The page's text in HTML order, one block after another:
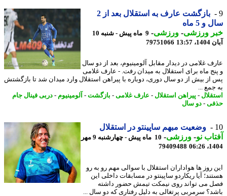
بازگشت عارف به استقلال بعد از 2
5 ماه
ورزشی-ورزشی-
9 ماه پیش - شنبه 10
79751066
غلامی در دیدار مقابل آلومینیوم، بعد از دو سال
ماه برای استقلال به میدان رفت. - عارف غلامی
بیش از دو سال دوری، دوباره با پیراهن استقلال وارد میدان شد تا بازگشتش
...
-پیراهن استقلال-عارف غلامی-بازگشت-آلومینیوم-دربی فینال جام
-دو سال
وضعیت مبهم ساپینتو در استقلال
نو- ورزشی-
10 ماه پیش - چهارشنبه 9 مهر
79409488
روز ها هواداران استقلال با سوالی مهم رو به رو
آیا ریکاردو ساپینتو در مسابقات داخلی این
می تواند روی نیمکت تیمش حضور داشته
سرمربی پرتغالی به دلیل رفتاری که دو سال ...